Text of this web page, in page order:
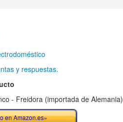
y respuestas.
- Freidora (importada de Alemania)
en Amazon.es»